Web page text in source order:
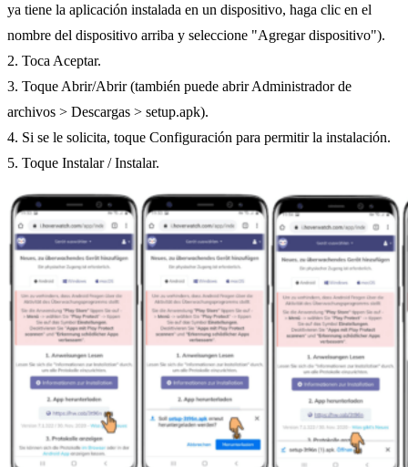
ya tiene la aplicación instalada en un dispositivo, haga clic en el
nombre del dispositivo arriba y seleccione "Agregar dispositivo").
2. Toca Aceptar.
3. Toque Abrir/Abrir (también puede abrir Administrador de
archivos > Descargas > setup.apk).
4. Si se le solicita, toque Configuración para permitir la instalación.
5. Toque Instalar / Instalar.